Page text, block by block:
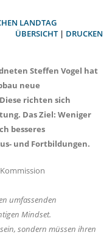
LANDTAG
ÜBERSICHT| DRUCKEN
Steffen Vogel hat
neue
richten sich
Das Ziel: Weniger
besseres
und Fortbildungen.
umfassenden
Mindset.
sondern müssen ihren